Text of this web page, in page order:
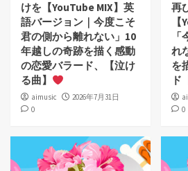
けを【YouTube MIX】英
語バージョン｜今度こそ
君の側から離れない」10
年越しの奇跡を描く感動
の恋愛バラード、【泣け
る曲】
aimusic
2026年7月31日
0
再
れ
を
ド
0